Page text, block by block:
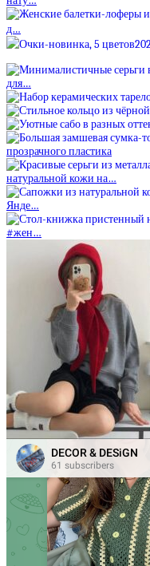
д…
для…
прозрачного пластика
натуральной кожи на…
Янде…
#жен…